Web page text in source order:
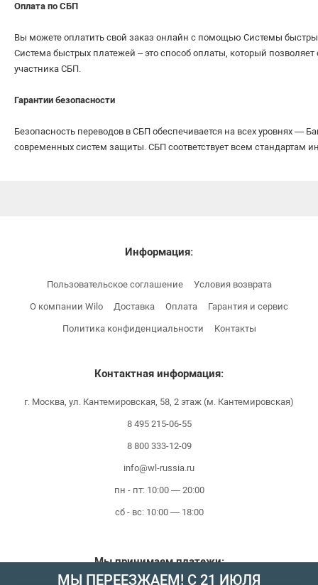
Оплата по СБП
Вы можете оплатить свой заказ онлайн с помощью Системы
Система быстрых платежей – это способ оплаты, который
участника СБП.
Гарантии безопасности
Безопасность переводов в СБП обеспечивается на всех уровнях —
современных систем защиты. СБП соответствует всем стандартам
МЫ ПЕРЕЕЗЖАЕМ! С 21 ИЮЛЯ
Информация:
Пользовательское соглашение Условия возврата
О компании Wilo Доставка Оплата Гарантия и сервис
Политика конфиденциальности Контакты
Контактная информация:
г. Москва, ул. Кантемировская, 58, 2 этаж (м. Кантемировская)
8 495 215-06-55
8 800 333-12-09
info@wl-russia.ru
пн - пт: 10:00 — 20:00
сб - вс: 10:00 — 18:00
Мы принимаем платежи: